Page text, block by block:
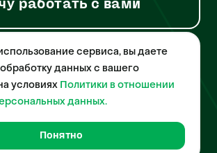
работать с вами
«Биржа домашних животных «Пет-Ес»
в области информационных
по разработке и эксплуатации
обеспечения, деятельность
коммуникационной сети Интернет и
свидетельство о регистрации
февраля 2021 года.
сервиса, вы даете
данных с вашего
условиях Политики в отношении
данных.
Понятно